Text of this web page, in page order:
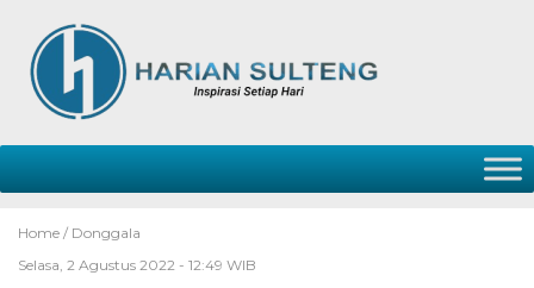
Home / Donggala
Selasa, 2 Agustus 2022 - 12:49 WIB